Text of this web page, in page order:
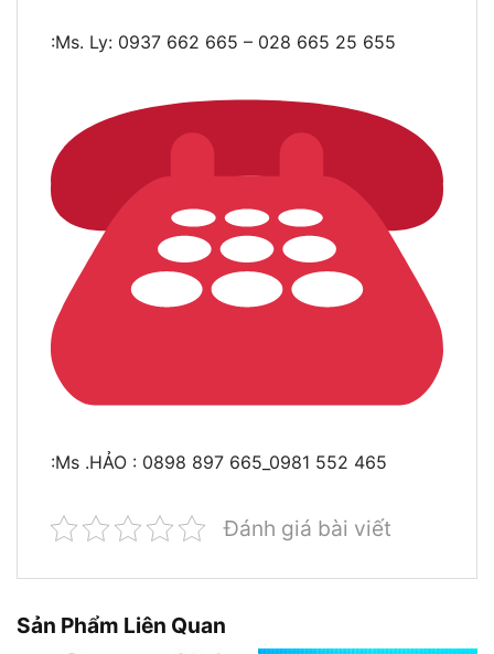
:Ms. Ly: 0937 662 665 – 028 665 25 655
:Ms .HẢO : 0898 897 665_0981 552 465
Đánh giá bài viết
Sản Phẩm Liên Quan